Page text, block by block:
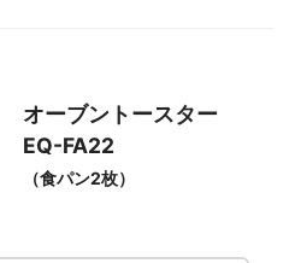
オーブントースター
EQ-FA22
（食パン2枚）